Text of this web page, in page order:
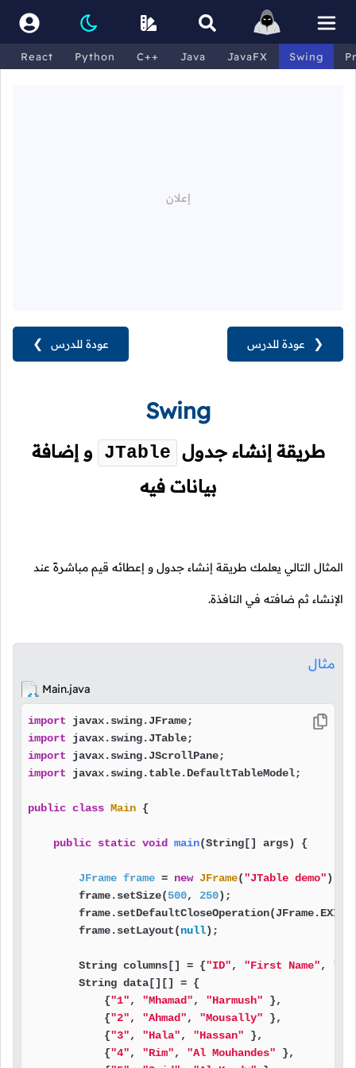
React Python C++ Java JavaFX Swing
عودة للدرس ❯ ❮ عودة للدرس
Swing
طريقة إنشاء جدول JTable
و إضافة
بيانات فيه
المثال التالي يعلمك طريقة إنشاء جدول و إعطائه قيم مباشرةً عند
الإنشاء ثم ضافته في النافذة.
مثال
Main.java
import
import
import
import javax.swing.table.DefaultTableModel;
public class Main {
public static void main(String[] args) {
JFrame frame = new JFrame("JTable demo"
        frame.setSize(
500, 250
        frame.setLayout(
null
        String columns[] = {
"ID", "First Name",
String
            {
"1", "Mhamad", "Harmush" },
            {
"2", "Ahmad", "Mousally" },
            {
"3", "Hala", "Hassan" },
            {
"4", "Rim", "Al Mouhandes" },